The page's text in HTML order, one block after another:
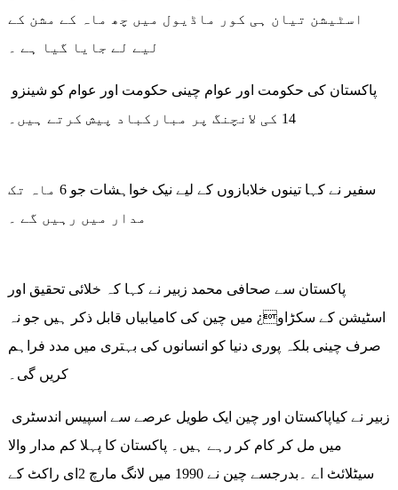
اسٹیشن تیان ہی کور ماڈیول میں چھ ماہ کے مشن کے
لیے لے جایا گیا ہے ۔
14 کی لانچنگ پر مبارکباد پیش کرتے ہیں۔
سفیر نے کہا تینوں خلابازوں کے لیے نیک خواہشات جو 6 ماہ تک
مدار میں رہیں گے ۔
پاکستان سے صحافی محمد زبیر نے کہا کہ خلائی تحقیق اور
اسٹیشن کے سکڑاو¿ میں چین کی کامیابیاں قابل ذکر ہیں جو نہ
صرف چینی بلکہ پوری دنیا کو انسانوں کی بہتری میں مدد فراہم
کریں گی۔
میں مل کر کام کر رہے ہیں۔ پاکستان کا پہلا کم مدار والا
سیٹلائٹ اے ۔بدرجسے چین نے 1990 میں لانگ مارچ 2ای راکٹ کے